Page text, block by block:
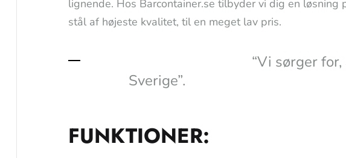
lignende. Hos Barcontainer.se tilbyder vi dig en
stål af højeste kvalitet, til en meget lav pris.
“Vi sørger for, at du
Sverige”.
FUNKTIONER: